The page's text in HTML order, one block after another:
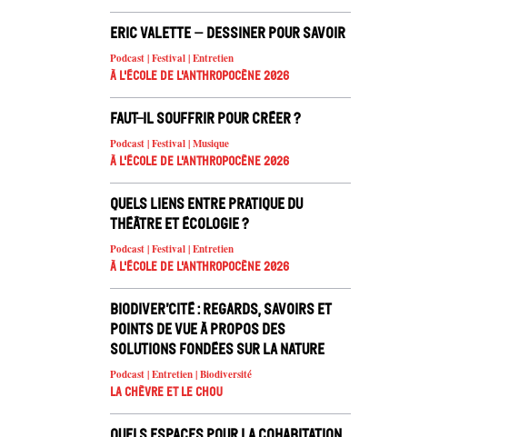
Eric Valette – Dessiner pour savoir
Podcast | Festival | Entretien
À l'école de l'Anthropocène 2026
Faut-il souffrir pour créer ?
Podcast | Festival | Musique
À l'école de l'Anthropocène 2026
Quels liens entre pratique du
théâtre et écologie ?
Podcast | Festival | Entretien
À l'école de l'Anthropocène 2026
Biodiver’cité : regards, savoirs et
points de vue à propos des
solutions fondées sur la nature
Podcast | Entretien | Biodiversité
La chèvre et le chou